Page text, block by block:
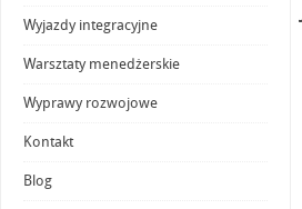
Wyjazdy integracyjne
Warsztaty menedżerskie
Wyprawy rozwojowe
Kontakt
Blog